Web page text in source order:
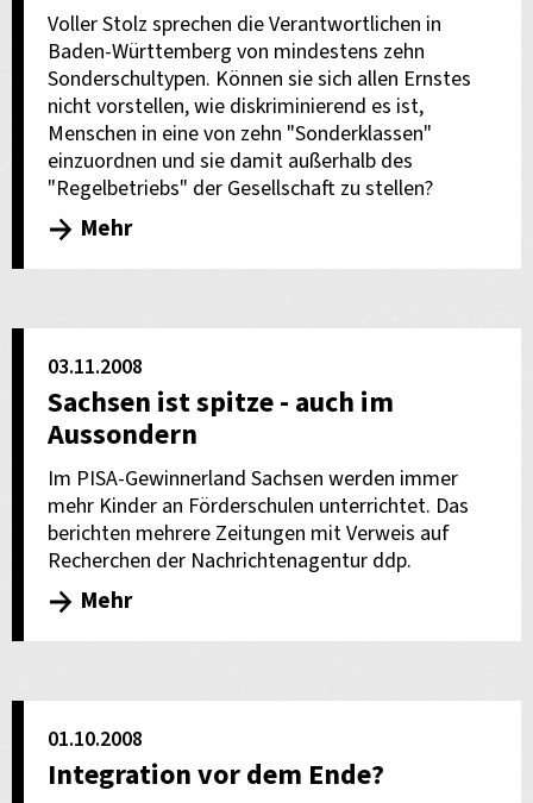
Voller Stolz sprechen die Verantwortlichen in
Baden-Württemberg von mindestens zehn
Sonderschultypen. Können sie sich allen Ernstes
nicht vorstellen, wie diskriminierend es ist,
Menschen in eine von zehn "Sonderklassen"
einzuordnen und sie damit außerhalb des
"Regelbetriebs" der Gesellschaft zu stellen?
Mehr
03.11.2008
Sachsen ist spitze - auch im
Aussondern
Im PISA-Gewinnerland Sachsen werden immer
mehr Kinder an Förderschulen unterrichtet. Das
berichten mehrere Zeitungen mit Verweis auf
Recherchen der Nachrichtenagentur ddp.
Mehr
01.10.2008
Integration vor dem Ende?